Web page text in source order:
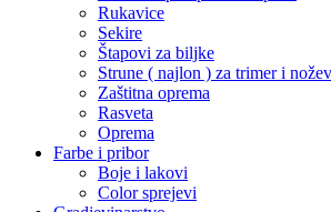
Rukavice
Sekire
Štapovi za biljke
Strune ( najlon ) za trimer i
Zaštitna oprema
Rasveta
Oprema
Farbe i pribor
Boje i lakovi
Color sprejevi